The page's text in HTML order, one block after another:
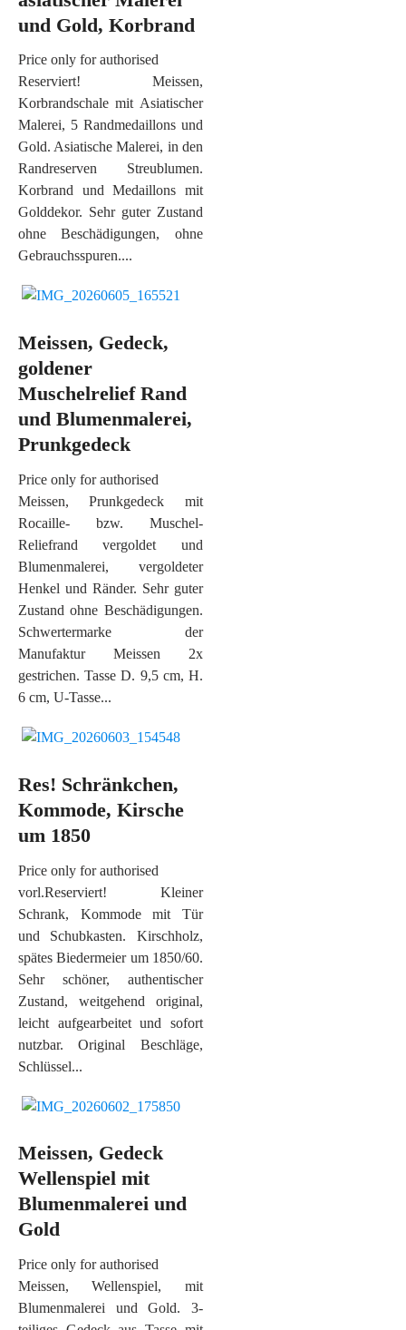
und Gold, Korbrand
Price only for authorised
Reserviert! Meissen,
Korbrandschale mit Asiatischer
Malerei, 5 Randmedaillons und
Gold. Asiatische Malerei, in den
Randreserven Streublumen.
Korbrand und Medaillons mit
Golddekor. Sehr guter Zustand
ohne Beschädigungen, ohne
Gebrauchsspuren....
Meissen, Gedeck,
goldener
Muschelrelief Rand
und Blumenmalerei,
Prunkgedeck
Price only for authorised
Meissen, Prunkgedeck mit
Rocaille- bzw. Muschel-
Reliefrand vergoldet und
Blumenmalerei, vergoldeter
Henkel und Ränder. Sehr guter
Zustand ohne Beschädigungen.
Schwertermarke der
Manufaktur Meissen 2x
gestrichen. Tasse D. 9,5 cm, H.
6 cm, U-Tasse...
Res! Schränkchen,
Kommode, Kirsche
um 1850
Price only for authorised
vorl.Reserviert! Kleiner
Schrank, Kommode mit Tür
und Schubkasten. Kirschholz,
spätes Biedermeier um 1850/60.
Sehr schöner, authentischer
Zustand, weitgehend original,
leicht aufgearbeitet und sofort
nutzbar. Original Beschläge,
Schlüssel...
Meissen, Gedeck
Wellenspiel mit
Blumenmalerei und
Gold
Price only for authorised
Meissen, Wellenspiel, mit
Blumenmalerei und Gold. 3-